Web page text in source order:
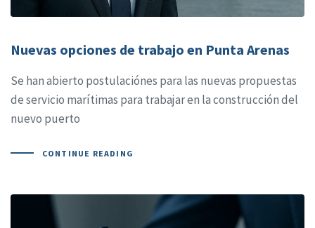
Nuevas opciones de trabajo en Punta Arenas
Se han abierto postulaciónes para las nuevas propuestas
de servicio marítimas para trabajar en la construcción del
nuevo puerto
CONTINUE READING